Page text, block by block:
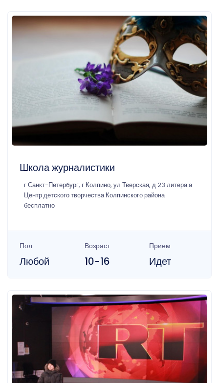
Школа журналистики
г Санкт-Петербург, г Колпино, ул Тверская, д 23 литера а
Центр детского творчества Колпинского района
бесплатно
Пол
Любой
Возраст
10-16
Прием
Идет